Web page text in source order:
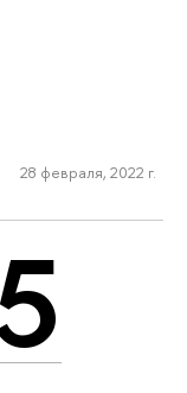
28 февраля, 2022 г.